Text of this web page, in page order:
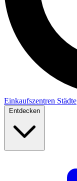
Einkaufszentren Städte
Entdecken